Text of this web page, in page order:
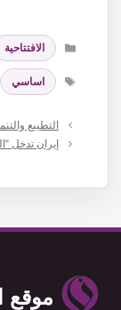
التصنيفات
الافتتاحية
الوسوم
اساسي
التطبيع
إيران تدخل
موقع